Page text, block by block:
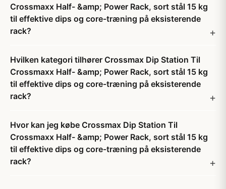
Crossmaxx Half- &amp; Power Rack, sort stål 15 kg
til effektive dips og core-træning på eksisterende
rack?
Hvilken kategori tilhører Crossmax Dip Station Til
Crossmaxx Half- &amp; Power Rack, sort stål 15 kg
til effektive dips og core-træning på eksisterende
rack?
Hvor kan jeg købe Crossmax Dip Station Til
Crossmaxx Half- &amp; Power Rack, sort stål 15 kg
til effektive dips og core-træning på eksisterende
rack?